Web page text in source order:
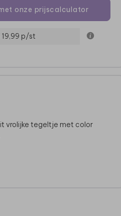
onze prijscalculator
p/st
vrolijke tegeltje met color